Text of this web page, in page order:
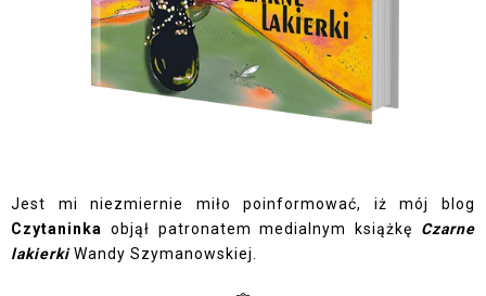
Jest mi niezmiernie miło poinformować, iż mój blog
Czytaninka
objął patronatem medialnym książkę Czarne
lakierkiWandy Szymanowskiej.